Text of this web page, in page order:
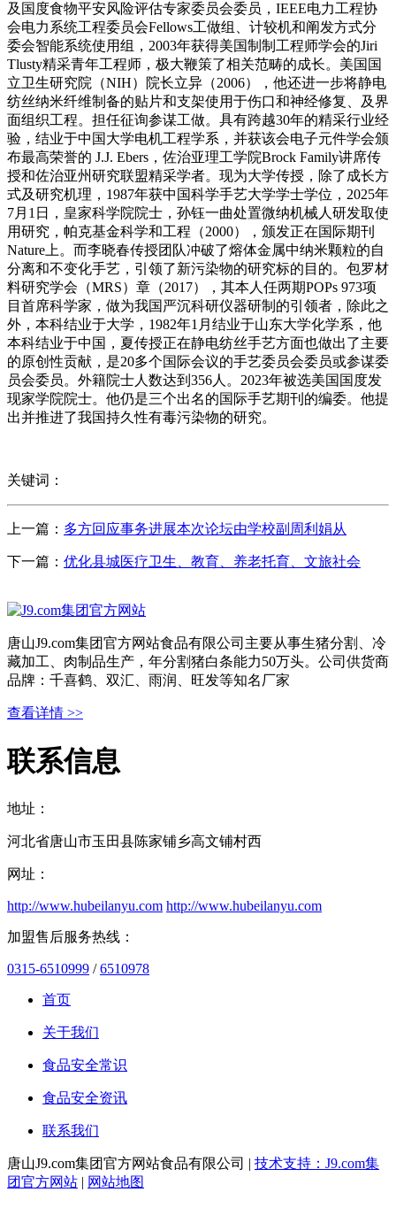
及国度食物平安风险评估专家委员会委员，IEEE电力工程协
会电力系统工程委员会Fellows工做组、计较机和阐发方式分
委会智能系统使用组，2003年获得美国制制工程师学会的Jiri
Tlusty精采青年工程师，极大鞭策了相关范畴的成长。美国国
立卫生研究院（NIH）院长立异（2006），他还进一步将静电
纺丝纳米纤维制备的贴片和支架使用于伤口和神经修复、及界
面组织工程。担任征询参谋工做。具有跨越30年的精采行业经
验，结业于中国大学电机工程学系，并获该会电子元件学会颁
布最高荣誉的 J.J. Ebers，佐治亚理工学院Brock Family讲席传
授和佐治亚州研究联盟精采学者。现为大学传授，除了成长方
式及研究机理，1987年获中国科学手艺大学学士学位，2025年
7月1日，皇家科学院院士，孙钰一曲处置微纳机械人研发取使
用研究，帕克基金科学和工程（2000），颁发正在国际期刊
Nature上。而李晓春传授团队冲破了熔体金属中纳米颗粒的自
分离和不变化手艺，引领了新污染物的研究标的目的。包罗材
料研究学会（MRS）章（2017），其本人任两期POPs 973项
目首席科学家，做为我国严沉科研仪器研制的引领者，除此之
外，本科结业于大学，1982年1月结业于山东大学化学系，他
本科结业于中国，夏传授正在静电纺丝手艺方面也做出了主要
的原创性贡献，是20多个国际会议的手艺委员会委员或参谋委
员会委员。外籍院士人数达到356人。2023年被选美国国度发
现家学院院士。他仍是三个出名的国际手艺期刊的编委。他提
出并推进了我国持久性有毒污染物的研究。
关键词：
上一篇： 多方回应事务进展本次论坛由学校副周利娟从
下一篇： 优化县城医疗卫生、教育、养老托育、文旅社会
唐山J9.com集团官方网站食品有限公司主要从事生猪分割、冷
藏加工、肉制品生产，年分割猪白条能力50万头。公司供货商
品牌：千喜鹤、双汇、雨润、旺发等知名厂家
查看详情 >>
联系信息
地址：
河北省唐山市玉田县陈家铺乡高文铺村西
网址：
http://www.hubeilanyu.com http://www.hubeilanyu.com
加盟售后服务热线：
0315-6510999 /6510978
首页
关于我们
食品安全常识
食品安全资讯
联系我们
唐山J9.com集团官方网站食品有限公司 | 技术支持：J9.com集
团官方网站 | 网站地图